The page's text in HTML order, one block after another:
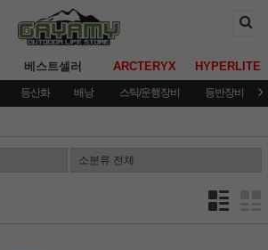
베스트셀러 ARCTERYX HYPERLITE
등산화 배낭 스틱/운행장비 등반장비